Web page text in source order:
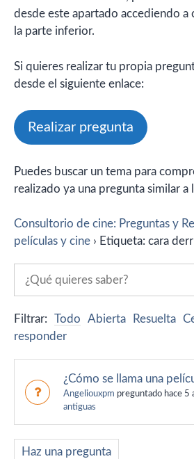
desde este apartado accediendo a
la parte inferior.
Si quieres realizar tu propia
desde el siguiente enlace:
Realizar pregunta
Puedes buscar un tema para
realizado ya una pregunta similar a
Consultorio de cine: Preguntas y
películas y cine › Etiqueta: cara
Filtrar: Todo Abierta Resuelta
responder
¿Cómo se llama una
Angeliouxpm preguntado hace 5
antiguas
Haz una pregunta